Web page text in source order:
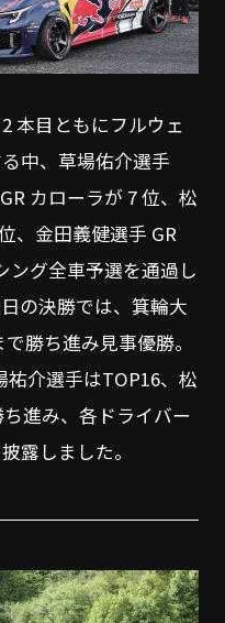
本目ともにフルウェ
中、草場佑介選手
カローラが 7 位、松
、金田義健選手 GR
ング全車予選を通過し
の決勝では、箕輪大
勝ち進み見事優勝。
介選手はTOP16、松
進み、各ドライバー
露しました。